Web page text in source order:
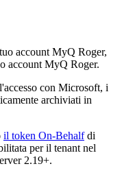
account MyQ Roger,
account MyQ Roger.
con Microsoft, i
archiviati in
il token On-Behalfdi
per il tenant nel
2.19+.